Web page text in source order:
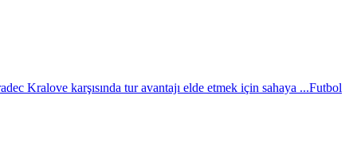
Kralove karşısında tur avantajı elde etmek için sahaya ...Futbol